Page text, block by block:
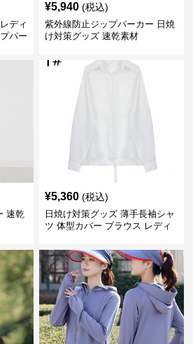
ディ
パー
¥5,940 (税込)
紫外線防止ジップパーカー 日焼
け対策グッズ 速乾素材
速乾
¥5,360 (税込)
日焼け対策グッズ 薄手長袖シャ
ツ 体型カバー ブラウス レディ